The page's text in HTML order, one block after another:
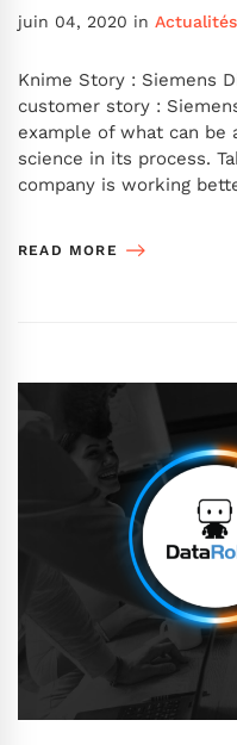
juin 04, 2020 in Actualités
Knime Story : Siemens
customer story :
example of what can be
science in its process.
company is working
READ MORE